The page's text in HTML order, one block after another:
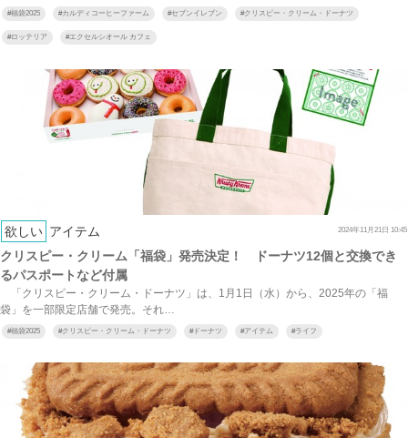
#福袋2025 #カルディコーヒーファーム #セブンイレブン #クリスピー・クリーム・ドーナツ
#ロッテリア #エクセルシオール カフェ
欲しい アイテム 2024年11月21日 10:45
クリスピー・クリーム「福袋」発売決定！ ドーナツ12個と交換でき
るパスポートなど付属
「クリスピー・クリーム・ドーナツ」は、1月1日（水）から、2025年の「福
袋」を一部限定店舗で発売。それ…
#福袋2025 #クリスピー・クリーム・ドーナツ #ドーナツ #アイテム #ライフ